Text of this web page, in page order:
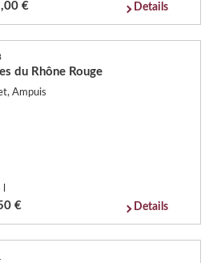
€ Details
du Rhône Rouge
Ampuis
€ Details